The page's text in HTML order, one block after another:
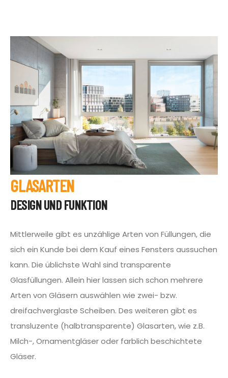
GLASARTEN
DESIGN UND FUNKTION
Mittlerweile gibt es unzählige Arten von Füllungen, die
sich ein Kunde bei dem Kauf eines Fensters aussuchen
kann. Die üblichste Wahl sind transparente
Glasfüllungen. Allein hier lassen sich schon mehrere
Arten von Gläsern auswählen wie zwei- bzw.
dreifachverglaste Scheiben. Des weiteren gibt es
transluzente (halbtransparente) Glasarten, wie z.B.
Milch-, Ornamentgläser oder farblich beschichtete
Gläser.